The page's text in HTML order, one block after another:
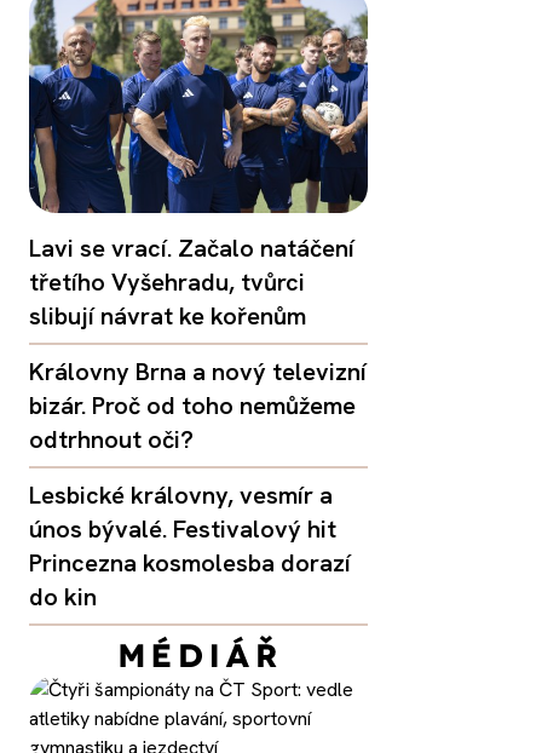
Lavi se vrací. Začalo natáčení
třetího Vyšehradu, tvůrci
slibují návrat ke kořenům
Královny Brna a nový televizní
bizár. Proč od toho nemůžeme
odtrhnout oči?
Lesbické královny, vesmír a
únos bývalé. Festivalový hit
Princezna kosmolesba dorazí
do kin